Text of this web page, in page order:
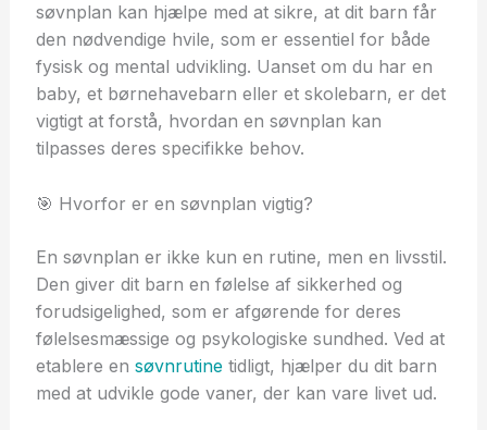
søvnplan kan hjælpe med at sikre, at dit barn får
den nødvendige hvile, som er essentiel for både
fysisk og mental udvikling. Uanset om du har en
baby, et børnehavebarn eller et skolebarn, er det
vigtigt at forstå, hvordan en søvnplan kan
tilpasses deres specifikke behov.
🎯 Hvorfor er en søvnplan vigtig?
En søvnplan er ikke kun en rutine, men en livsstil.
Den giver dit barn en følelse af sikkerhed og
forudsigelighed, som er afgørende for deres
følelsesmæssige og psykologiske sundhed. Ved at
etablere en søvnrutinetidligt, hjælper du dit barn
med at udvikle gode vaner, der kan vare livet ud.